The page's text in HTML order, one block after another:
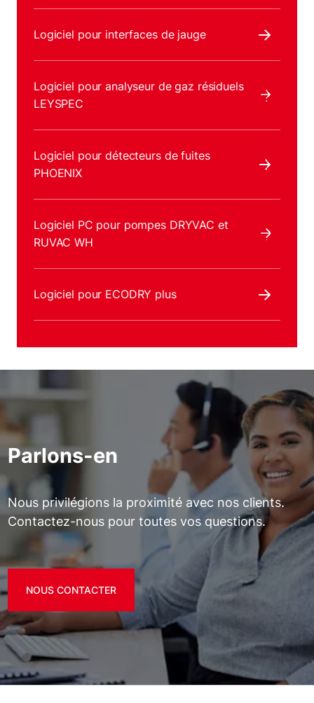
Logiciel pour interfaces de jauge
Logiciel pour analyseur de gaz résiduels
LEYSPEC
Logiciel pour détecteurs de fuites
PHOENIX
Logiciel PC pour pompes DRYVAC et
RUVAC WH
Logiciel pour ECODRY plus
Parlons-en
Nous privilégions la proximité avec nos clients.
Contactez-nous pour toutes vos questions.
NOUS CONTACTER